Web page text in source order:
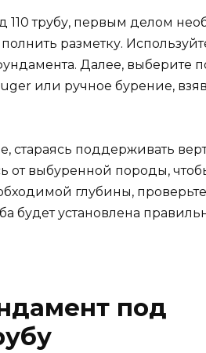
110 трубу, первым делом
разметку.
Далее, выберите
или ручное бурение,
стараясь поддерживать
от выбуренной породы,
глубины,
будет установлена
под